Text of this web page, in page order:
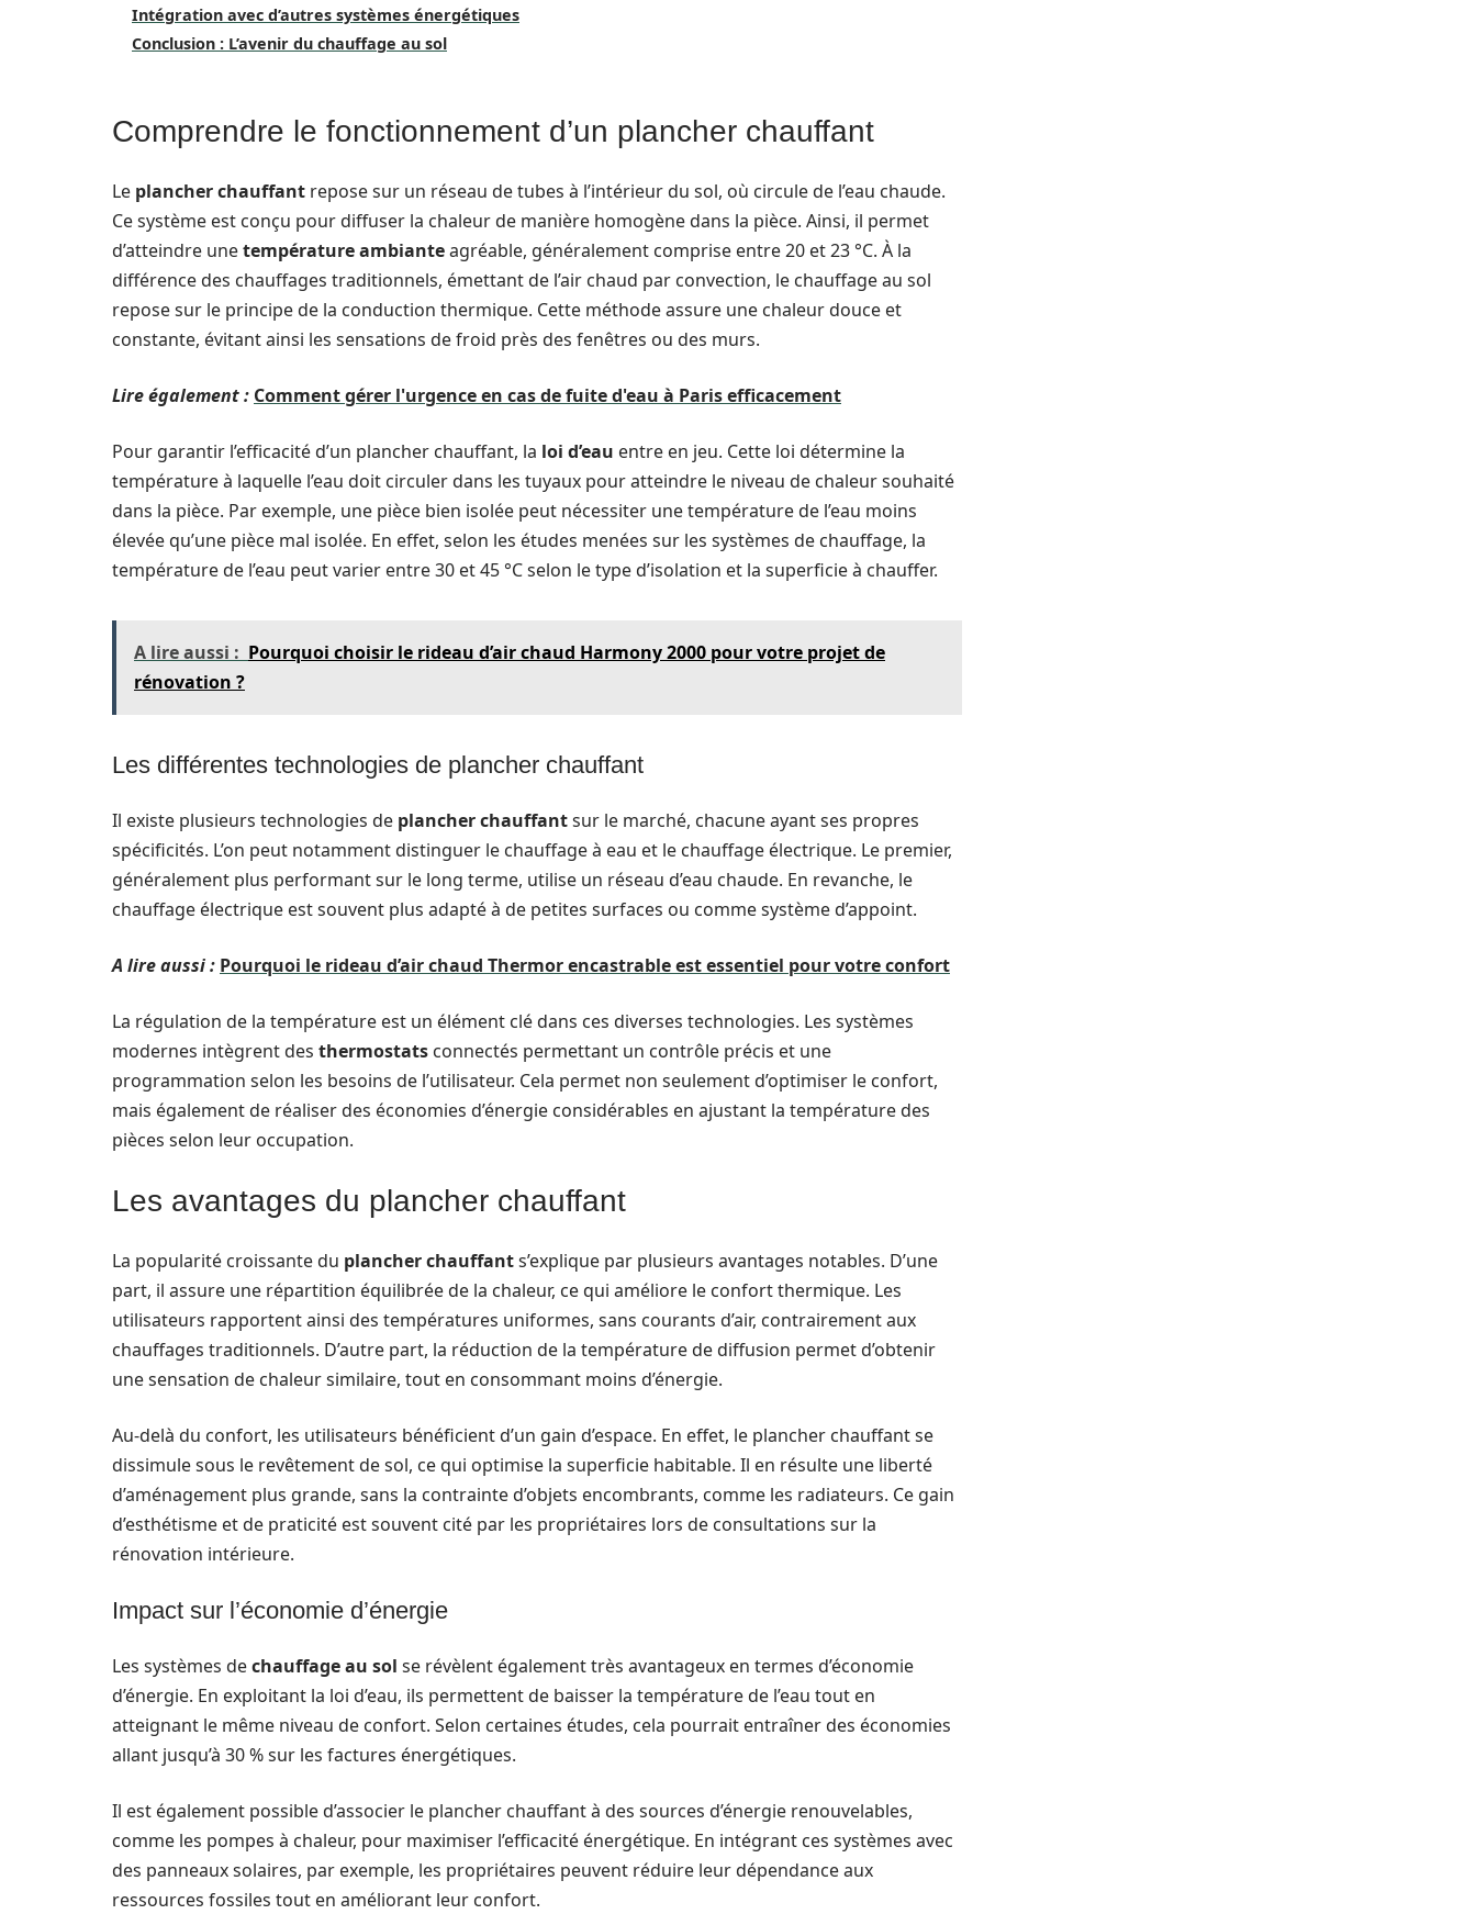
Intégration avec d’autres systèmes énergétiques
Conclusion : L’avenir du chauffage au sol
Comprendre le fonctionnement d’un plancher chauffant
Le plancher chauffant repose sur un réseau de tubes à l’intérieur du sol, où circule de l’eau chaude.
Ce système est conçu pour diffuser la chaleur de manière homogène dans la pièce. Ainsi, il permet
d’atteindre unetempérature ambianteagréable, généralement comprise entre 20 et 23 °C. À la
différence des chauffages traditionnels, émettant de l’air chaud par convection, le chauffage au sol
repose sur le principe de la conduction thermique. Cette méthode assure une chaleur douce et
constante, évitant ainsi les sensations de froid près des fenêtres ou des murs.
Lire également : Comment gérer l'urgence en cas de fuite d'eau à Paris efficacement
Pour garantir l’efficacité d’un plancher chauffant, la loi d’eau entre en jeu. Cette loi détermine la
température à laquelle l’eau doit circuler dans les tuyaux pour atteindre le niveau de chaleur souhaité
dans la pièce. Par exemple, une pièce bien isolée peut nécessiter une température de l’eau moins
élevée qu’une pièce mal isolée. En effet, selon les études menées sur les systèmes de chauffage, la
température de l’eau peut varier entre 30 et 45 °C selon le type d’isolation et la superficie à chauffer.
A lire aussi : Pourquoi choisir le rideau d’air chaud Harmony 2000 pour votre projet de
rénovation ?
Les différentes technologies de plancher chauffant
Il existe plusieurs technologies de plancher chauffantsur le marché, chacune ayant ses propres
spécificités. L’on peut notamment distinguer le chauffage à eau et le chauffage électrique. Le premier,
généralement plus performant sur le long terme, utilise un réseau d’eau chaude. En revanche, le
chauffage électrique est souvent plus adapté à de petites surfaces ou comme système d’appoint.
A lire aussi : Pourquoi le rideau d’air chaud Thermor encastrable est essentiel pour votre confort
La régulation de la température est un élément clé dans ces diverses technologies. Les systèmes
modernes intègrent des thermostats connectés permettant un contrôle précis et une
programmation selon les besoins de l’utilisateur. Cela permet non seulement d’optimiser le confort,
mais également de réaliser des économies d’énergie considérables en ajustant la température des
pièces selon leur occupation.
Les avantages du plancher chauffant
La popularité croissante du plancher chauffants’explique par plusieurs avantages notables. D’une
part, il assure une répartition équilibrée de la chaleur, ce qui améliore le confort thermique. Les
utilisateurs rapportent ainsi des températures uniformes, sans courants d’air, contrairement aux
chauffages traditionnels. D’autre part, la réduction de la température de diffusion permet d’obtenir
une sensation de chaleur similaire, tout en consommant moins d’énergie.
Au-delà du confort, les utilisateurs bénéficient d’un gain d’espace. En effet, le plancher chauffant se
dissimule sous le revêtement de sol, ce qui optimise la superficie habitable. Il en résulte une liberté
d’aménagement plus grande, sans la contrainte d’objets encombrants, comme les radiateurs. Ce gain
d’esthétisme et de praticité est souvent cité par les propriétaires lors de consultations sur la
rénovation intérieure.
Impact sur l’économie d’énergie
Les systèmes dechauffage au sol se révèlent également très avantageux en termes d’économie
d’énergie. En exploitant la loi d’eau, ils permettent de baisser la température de l’eau tout en
atteignant le même niveau de confort. Selon certaines études, cela pourrait entraîner des économies
allant jusqu’à 30 % sur les factures énergétiques.
Il est également possible d’associer le plancher chauffant à des sources d’énergie renouvelables,
comme les pompes à chaleur, pour maximiser l’efficacité énergétique. En intégrant ces systèmes avec
des panneaux solaires, par exemple, les propriétaires peuvent réduire leur dépendance aux
ressources fossiles tout en améliorant leur confort.